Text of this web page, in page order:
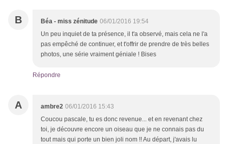
B Béa - miss zénitude 06/01/2016 19:54
Un peu inquiet de ta présence, il t'a observé, mais cela ne l'a
pas empêché de continuer, et t'offrir de prendre de très belles
photos, une série vraiment géniale ! Bises
Répondre
A ambre2 06/01/2016 15:43
Coucou pascale, tu es donc revenue... et en revenant chez
toi, je découvre encore un oiseau que je ne connais pas du
tout mais qui porte un bien joli nom !! Au départ, j'avais lu